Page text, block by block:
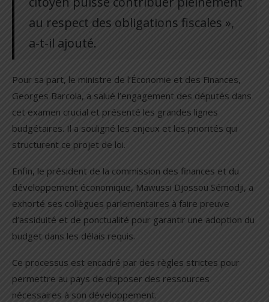
au respect des obligations fiscales »,
a-t-il ajouté.
Pour sa part, le ministre de l’Économie et des Finances,
Georges Barcola, a salué l’engagement des députés dans
cet examen crucial et présenté les grandes lignes
budgétaires. Il a souligné les enjeux et les priorités qui
structurent ce projet de loi.
Enfin, le président de la commission des finances et du
développement économique, Mawussi Djossou Sémodji, a
exhorté ses collègues parlementaires à faire preuve
d’assiduité et de ponctualité pour garantir une adoption du
budget dans les délais requis.
Ce processus est encadré par des règles strictes pour
permettre au pays de disposer des ressources
nécessaires à son développement.